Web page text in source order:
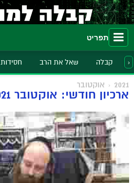
תפריט
קבלה שאל את הרב חסידות ›
2021 אוקטובר
ארכיון חודשי: אוקטובר 2021